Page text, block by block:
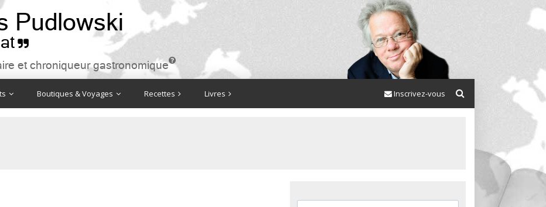
Pudlowski

et chroniqueur gastronomique

Boutiques & Voyages Recettes Livres Inscrivez-vous